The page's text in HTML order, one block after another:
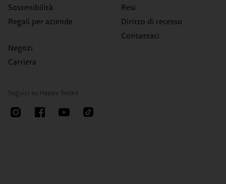
Sostenibilità
Regali per aziende
Negozi
Carriera
Resi
Diritto di recesso
Contattaci
Seguici su Happy Socks